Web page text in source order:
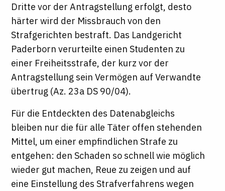
Dritte vor der Antragstellung erfolgt, desto
härter wird der Missbrauch von den
Strafgerichten bestraft. Das Landgericht
Paderborn verurteilte einen Studenten zu
einer Freiheitsstrafe, der kurz vor der
Antragstellung sein Vermögen auf Verwandte
übertrug (Az. 23a DS 90/04).
Für die Entdeckten des Datenabgleichs
bleiben nur die für alle Täter offen stehenden
Mittel, um einer empfindlichen Strafe zu
entgehen: den Schaden so schnell wie möglich
wieder gut machen, Reue zu zeigen und auf
eine Einstellung des Strafverfahrens wegen